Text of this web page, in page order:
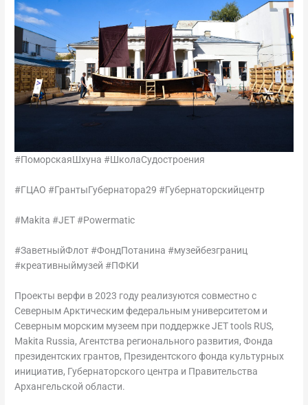
#ПоморскаяШхуна #ШколаСудостроения
#ГЦАО #ГрантыГубернатора29 #Губернаторскийцентр
#Makita #JET #Powermatic
#ЗаветныйФлот #ФондПотанина #музейбезграниц
#креативныймузей #ПФКИ
Проекты верфи в 2023 году реализуются совместно с
Северным Арктическим федеральным университетом и
Северным морским музеем при поддержке JET tools RUS,
Makita Russia, Агентства регионального развития, Фонда
президентских грантов, Президентского фонда культурных
инициатив, Губернаторского центра и Правительства
Архангельской области.